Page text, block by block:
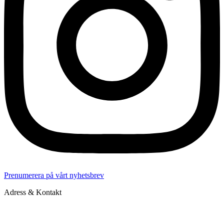
Prenumerera på vårt nyhetsbrev
Adress & Kontakt